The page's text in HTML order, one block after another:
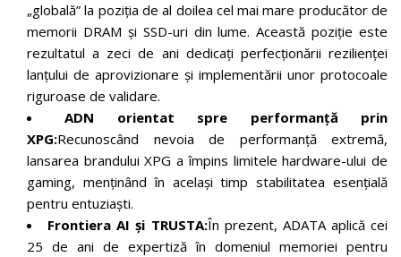
„globală” la poziția de al doilea cel mai mare producător de
memorii DRAM și SSD-uri din lume. Această poziție este
rezultatul a zeci de ani dedicați perfecționării rezilienței
lanțului de aprovizionare și implementării unor protocoale
riguroase de validare.
ADN orientat spre performanță prin
XPG:Recunoscând nevoia de performanță extremă,
lansarea brandului XPG a împins limitele hardware-ului de
gaming, menținând în același timp stabilitatea esențială
pentru entuziaști.
Frontiera AI și TRUSTA:În prezent, ADATA aplică cei
25 de ani de expertiză în domeniul memoriei pentru